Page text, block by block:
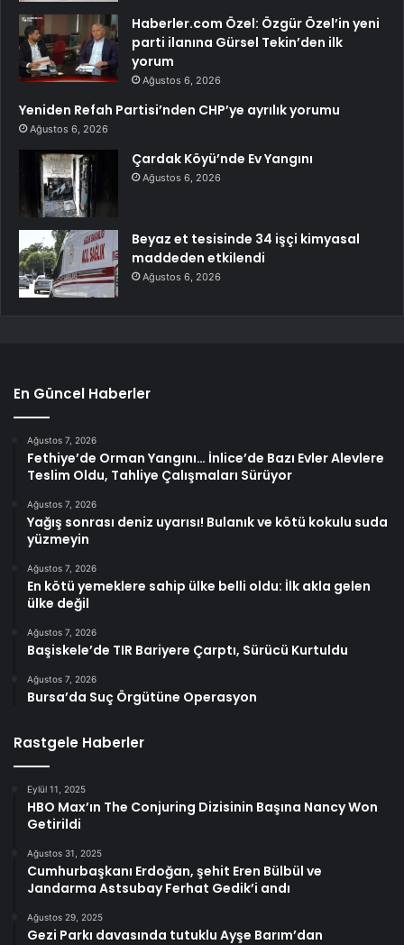
Haberler.com Özel: Özgür Özel’in yeni
parti ilanına Gürsel Tekin’den ilk
yorum
Ağustos 6, 2026
Yeniden Refah Partisi’nden CHP’ye ayrılık yorumu
Ağustos 6, 2026
Çardak Köyü’nde Ev Yangını
Ağustos 6, 2026
Beyaz et tesisinde 34 işçi kimyasal
maddeden etkilendi
Ağustos 6, 2026
En Güncel Haberler
Ağustos 7, 2026
Fethiye’de Orman Yangını… İnlice’de Bazı Evler Alevlere
Teslim Oldu, Tahliye Çalışmaları Sürüyor
Ağustos 7, 2026
Yağış sonrası deniz uyarısı! Bulanık ve kötü kokulu suda
yüzmeyin
Ağustos 7, 2026
En kötü yemeklere sahip ülke belli oldu: İlk akla gelen
ülke değil
Ağustos 7, 2026
Başiskele’de TIR Bariyere Çarptı, Sürücü Kurtuldu
Ağustos 7, 2026
Bursa’da Suç Örgütüne Operasyon
Rastgele Haberler
Eylül 11, 2025
HBO Max’ın The Conjuring Dizisinin Başına Nancy Won
Getirildi
Ağustos 31, 2025
Cumhurbaşkanı Erdoğan, şehit Eren Bülbül ve
Jandarma Astsubay Ferhat Gedik’i andı
Ağustos 29, 2025
Gezi Parkı davasında tutuklu Ayşe Barım’dan